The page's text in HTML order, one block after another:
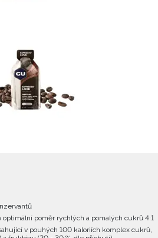
poměr rychlých a pomalých cukrů 4:1
v pouhých 100 kaloriích komplex cukrů,